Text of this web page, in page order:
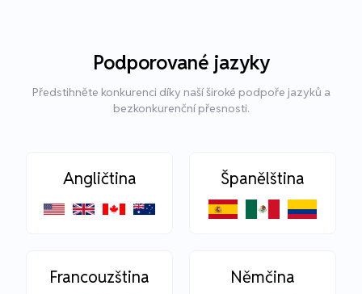
Podporované jazyky
Předstihněte konkurenci díky naší široké podpoře jazyků a
bezkonkurenční přesnosti.
Angličtina Španělština
Francouzština Němčina